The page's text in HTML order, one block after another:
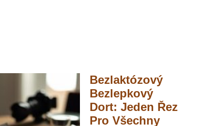
Bezlaktózový
Bezlepkový
Dort: Jeden Řez
Pro Všechny